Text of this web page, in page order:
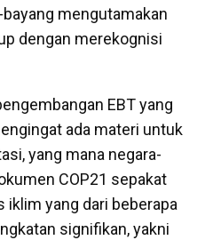
mengutamakan
dengan merekognisi
EBT yang
ada materi untuk
yang mana negara-
COP21 sepakat
yang dari beberapa
signifikan, yakni